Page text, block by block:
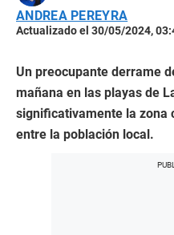
ANDREA PEREYRA
Actualizado el 30/05/2024,
Un preocupante derrame
mañana en las playas de
significativamente la zona
entre la población local.